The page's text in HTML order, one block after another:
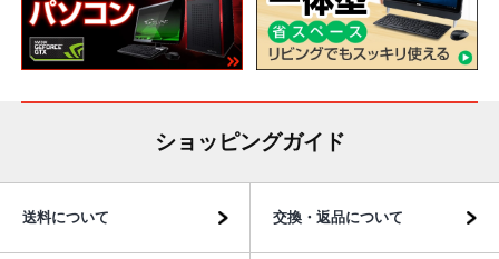
ショッピングガイド
送料について 交換・返品について